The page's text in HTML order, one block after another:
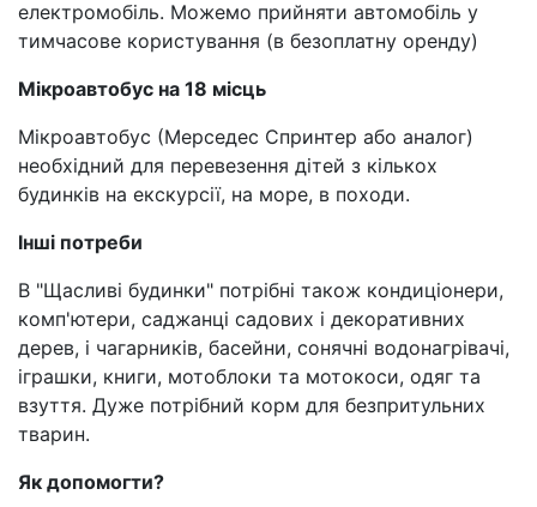
електромобіль. Можемо прийняти автомобіль у
тимчасове користування (в безоплатну оренду)
Мікроавтобус на 18 місць
Мікроавтобус (Мерседес Спринтер або аналог)
необхідний для перевезення дітей з кількох
будинків на екскурсії, на море, в походи.
Інші потреби
В "Щасливі будинки" потрібні також кондиціонери,
комп'ютери, саджанці садових і декоративних
дерев, і чагарників, басейни, сонячні водонагрівачі,
іграшки, книги, мотоблоки та мотокоси, одяг та
взуття. Дуже потрібний корм для безпритульних
тварин.
Як допомогти?